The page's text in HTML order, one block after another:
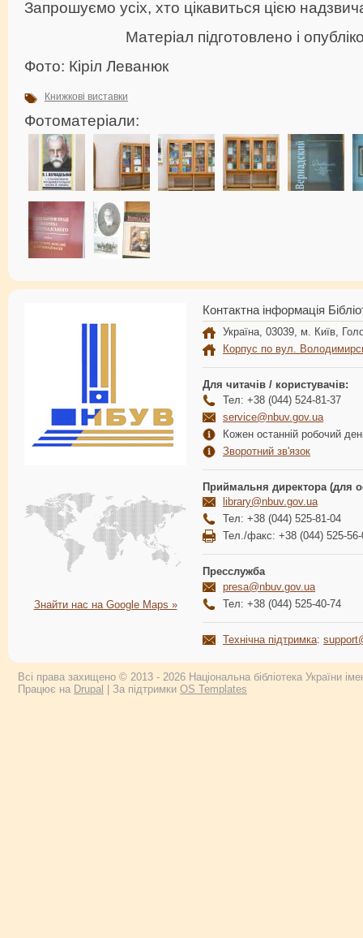
Запрошуємо усіх, хто цікавиться цією
Матеріал підготовлено і
Фото: Кіріл Леванюк
Книжкові виставки
Фотоматеріали:
Знайти нас на Google Maps »
Контактна інформація
Україна, 03039, м. Київ,
Корпус по вул.
Для читачів / користувачів:
Тел: +38 (044) 524-81-37
service@nbuv.gov.ua
Кожен останній робочий
Зворотний зв'язок
Приймальня директора (для
library@nbuv.gov.ua
Тел: +38 (044) 525-81-04
Тел./факс: +38 (044) 525-56-
Пресслужба
presa@nbuv.gov.ua
Тел: +38 (044) 525-40-74
Технічна підтримка:
Всі права захищено © 2013 - 2026 Національна бібліотека України
Працює на Drupal | За підтримки OS Templates